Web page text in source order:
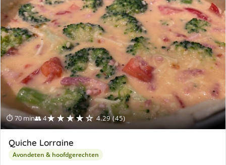
⏱ 70 min👥 4★★★★☆ 4.29 (45)
Quiche Lorraine
Avondeten & hoofdgerechten